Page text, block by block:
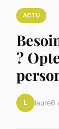
ACTU
?
L laure6